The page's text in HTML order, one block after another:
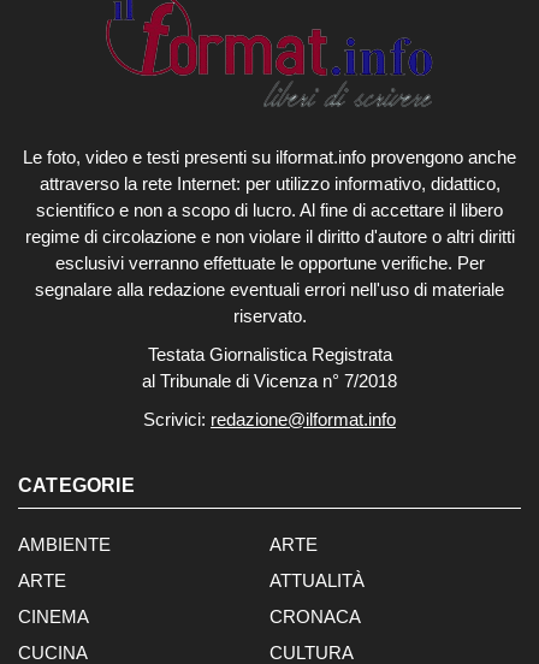
Le foto, video e testi presenti su ilformat.info provengono anche
attraverso la rete Internet: per utilizzo informativo, didattico,
scientifico e non a scopo di lucro. Al fine di accettare il libero
regime di circolazione e non violare il diritto d'autore o altri diritti
esclusivi verranno effettuate le opportune verifiche. Per
segnalare alla redazione eventuali errori nell'uso di materiale
riservato.
Testata Giornalistica Registrata
al Tribunale di Vicenza n° 7/2018
Scrivici: redazione@ilformat.info
CATEGORIE
AMBIENTE
ARTE
ARTE
ATTUALITÀ
CINEMA
CRONACA
CUCINA
CULTURA